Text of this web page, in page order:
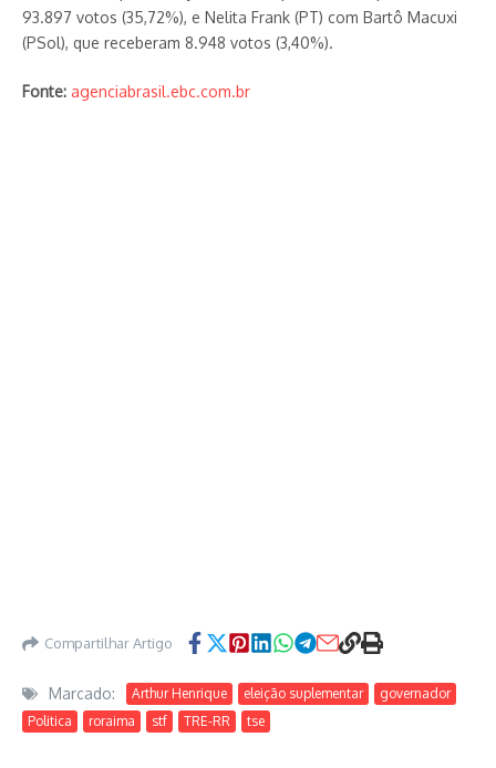
93.897 votos (35,72%), e Nelita Frank (PT) com Bartô Macuxi
(PSol), que receberam 8.948 votos (3,40%).
Fonte: agenciabrasil.ebc.com.br
Compartilhar Artigo
Marcado: Arthur Henrique eleição suplementar
governador
Politica
roraima stf TRE-RR tse